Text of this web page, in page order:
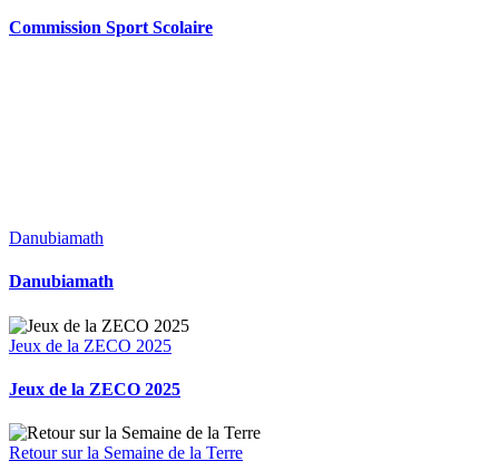
Commission Sport Scolaire
Danubiamath
Danubiamath
Jeux de la ZECO 2025
Jeux de la ZECO 2025
Retour sur la Semaine de la Terre